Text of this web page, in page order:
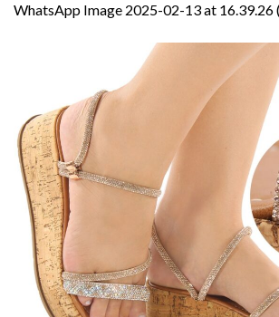
WhatsApp Image 2025-02-13 at 16.39.26